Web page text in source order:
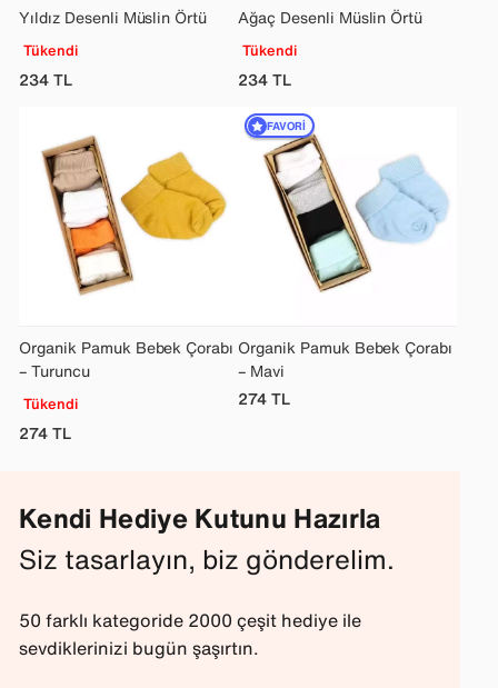
Yıldız Desenli Müslin Örtü
Tükendi
234TL
Ağaç Desenli Müslin Örtü
Tükendi
234TL
Organik Pamuk Bebek Çorabı
– Turuncu
Tükendi
274TL
Organik Pamuk Bebek Çorabı
– Mavi
274TL
FAVORI
Kendi Hediye Kutunu Hazırla
Siz tasarlayın, biz gönderelim.
50 farklı kategoride 2000 çeşit hediye ile
sevdiklerinizi bugün şaşırtın.